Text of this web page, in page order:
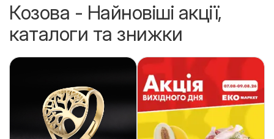
Козова - Найновіші акції,
каталоги та знижки